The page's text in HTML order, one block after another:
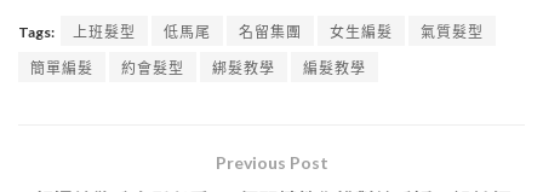
Tags: 上班髮型 低馬尾 名留集團 女生編髮
氣質髮型
簡單編髮
約會髮型 綁髮教學 編髮教學
Previous Post